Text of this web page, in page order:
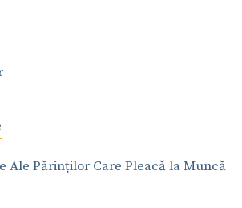
Ale Părinților Care Pleacă la Muncă